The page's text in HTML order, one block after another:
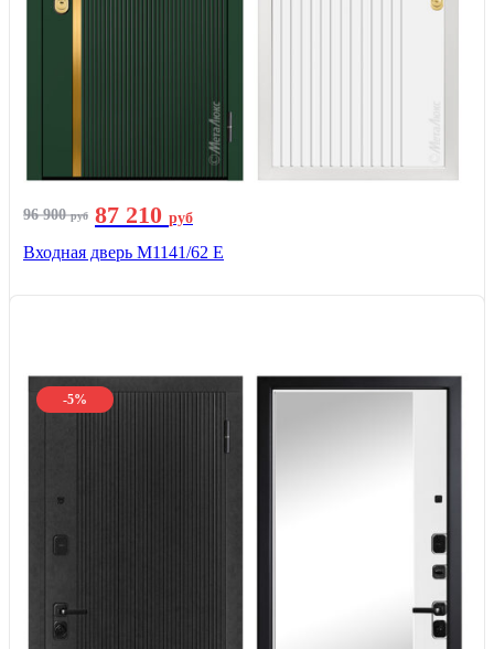
96 900руб 87 210 руб
Входная дверь М1141/62 Е
-5%